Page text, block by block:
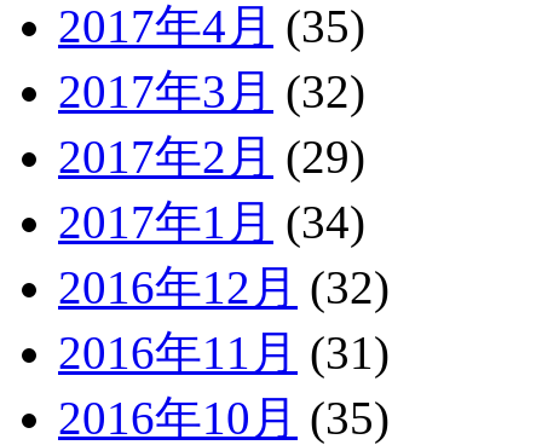
2017年4月 (35)
2017年3月 (32)
2017年2月 (29)
2017年1月 (34)
2016年12月 (32)
2016年11月 (31)
2016年10月 (35)